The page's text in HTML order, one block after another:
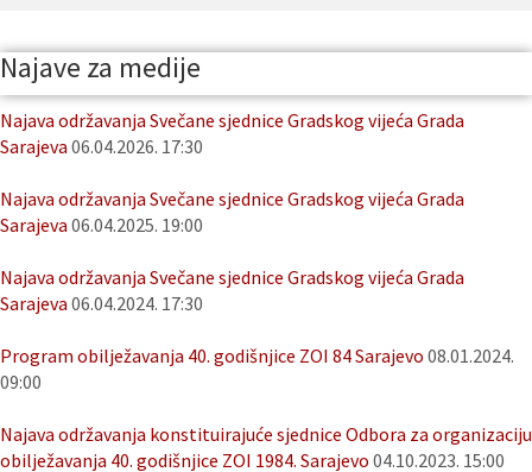
Najave za medije
Najava održavanja Svečane sjednice Gradskog vijeća Grada
Sarajeva 06.04.2026. 17:30
Najava održavanja Svečane sjednice Gradskog vijeća Grada
Sarajeva 06.04.2025. 19:00
Najava održavanja Svečane sjednice Gradskog vijeća Grada
Sarajeva 06.04.2024. 17:30
Program obilježavanja 40. godišnjice ZOI 84 Sarajevo 08.01.2024.
09:00
Najava održavanja konstituirajuće sjednice Odbora za organizaciju
obilježavanja 40. godišnjice ZOI 1984. Sarajevo 04.10.2023. 15:00